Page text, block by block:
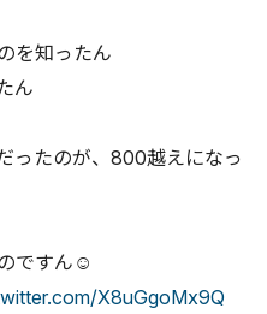
通までの流れ
質問
を知ったん
ん
ったのが、800越えになっ
ですん☺️
X8uGgoMx9Q